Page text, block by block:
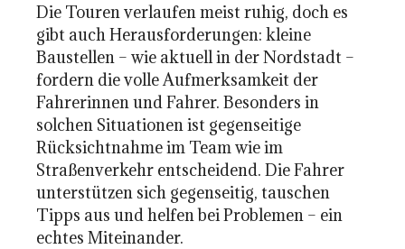
Die Touren verlaufen meist ruhig, doch es
gibt auch Herausforderungen: kleine
Baustellen – wie aktuell in der Nordstadt –
fordern die volle Aufmerksamkeit der
Fahrerinnen und Fahrer. Besonders in
solchen Situationen ist gegenseitige
Rücksichtnahme im Team wie im
Straßenverkehr entscheidend. Die Fahrer
unterstützen sich gegenseitig, tauschen
Tipps aus und helfen bei Problemen – ein
echtes Miteinander.